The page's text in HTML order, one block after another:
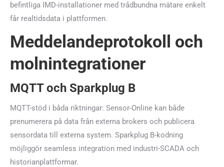
befintliga IMD-installationer med trådbundna mätare enkelt
får realtidsdata i plattformen.
Meddelandeprotokoll och
molnintegrationer
MQTT och Sparkplug B
MQTT-stöd i båda riktningar: Sensor-Online kan både
prenumerera på data från externa brokers och publicera
sensordata till externa system. Sparkplug B-kodning
möjliggör seamless integration med industri-SCADA och
historianplattformar.